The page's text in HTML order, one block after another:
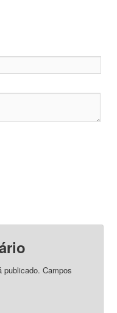
publicado. Campos